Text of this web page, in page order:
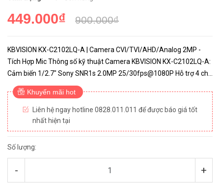
449.000₫ 900.000₫
KBVISION KX-C2102LQ-A | Camera CVI/TVI/AHD/Analog 2MP -
Tích Hợp Mic Thông số kỹ thuật Camera KBVISION KX-C2102LQ-A:
Cảm biến 1/2.7″ Sony SNR1s 2.0MP 25/30fps@1080P Hỗ trợ 4 chế
độ CVI/TVI/AHD/Analog Độ nhạy sáng tối thiểu 0.02Lux@F1.9
Chống ngượ...
Khuyến mãi hot
Liên hệ ngay hotline 0828.011.011 để được báo giá tốt
nhất hiện tại
Số lượng:
- +